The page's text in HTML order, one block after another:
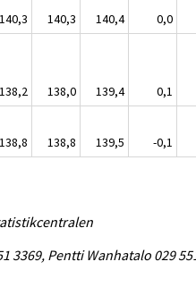
140,3 140,3 140,4 0,0
138,2 138,0 139,4 0,1
138,8 138,8 139,5 -0,1
3369, Pentti Wanhatalo 029